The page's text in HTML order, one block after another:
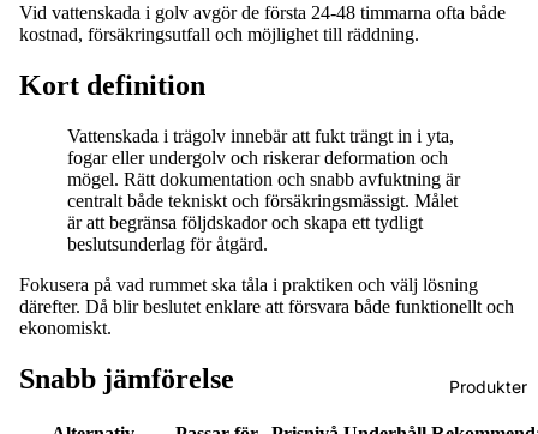
Produkter
Vid vattenskada i golv avgör de första 24-48 timmarna ofta både
kostnad, försäkringsutfall och möjlighet till räddning.
Kort definition
Vattenskada i trägolv innebär att fukt trängt in i yta,
fogar eller undergolv och riskerar deformation och
mögel. Rätt dokumentation och snabb avfuktning är
centralt både tekniskt och försäkringsmässigt. Målet
är att begränsa följdskador och skapa ett tydligt
beslutsunderlag för åtgärd.
Fokusera på vad rummet ska tåla i praktiken och välj lösning
därefter. Då blir beslutet enklare att försvara både funktionellt och
ekonomiskt.
Snabb jämförelse